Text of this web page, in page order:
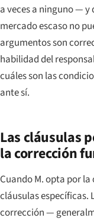
a veces a ninguno —
mercado escaso no
argumentos son
habilidad del
cuáles son las
ante sí.
Las cláusulas
la corrección
Cuando M. opta por
cláusulas específicas.
corrección —